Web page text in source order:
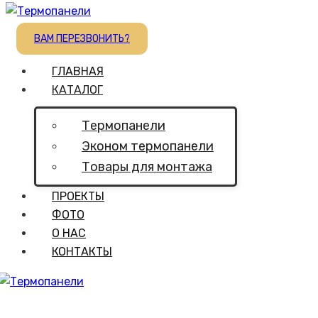
ВАМ ПЕРЕЗВОНИТЬ?
ГЛАВНАЯ
КАТАЛОГ
Термопанели
Эконом термопанели
Товары для монтажа
ПРОЕКТЫ
ФОТО
О НАС
КОНТАКТЫ